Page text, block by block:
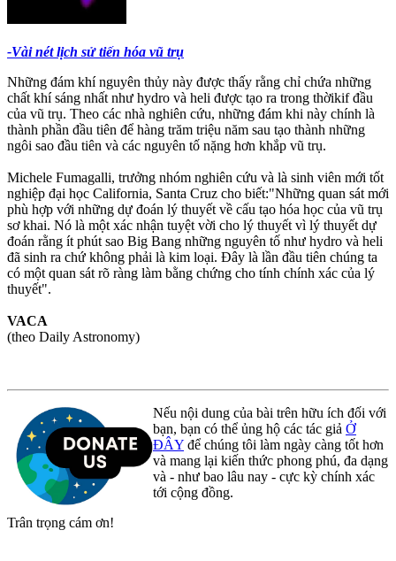
-Vài nét lịch sử tiến hóa vũ trụ
Những đám khí nguyên thủy này được thấy rằng chỉ chứa những
chất khí sáng nhất như hydro và heli được tạo ra trong thờikif đầu
của vũ trụ. Theo các nhà nghiên cứu, những đám khi này chính là
thành phần đầu tiên để hàng trăm triệu năm sau tạo thành những
ngôi sao đầu tiên và các nguyên tố nặng hơn khắp vũ trụ.
Michele Fumagalli, trưởng nhóm nghiên cứu và là sinh viên mới tốt
nghiệp đại học California, Santa Cruz cho biết:"Những quan sát mới
phù hợp với những dự đoán lý thuyết về cấu tạo hóa học của vũ trụ
sơ khai. Nó là một xác nhận tuyệt vời cho lý thuyết vì lý thuyết dự
đoán rằng ít phút sao Big Bang những nguyên tố như hydro và heli
đã sinh ra chứ không phải là kim loại. Đây là lần đầu tiên chúng ta
có một quan sát rõ ràng làm bằng chứng cho tính chính xác của lý
thuyết".
VACA
(theo Daily Astronomy)
Nếu nội dung của bài trên hữu ích đối với
bạn, bạn có thể ủng hộ các tác giả Ở
ĐÂY để chúng tôi làm ngày càng tốt hơn
và mang lại kiến thức phong phú, đa dạng
và - như bao lâu nay - cực kỳ chính xác
tới cộng đồng.
Trân trọng cám ơn!